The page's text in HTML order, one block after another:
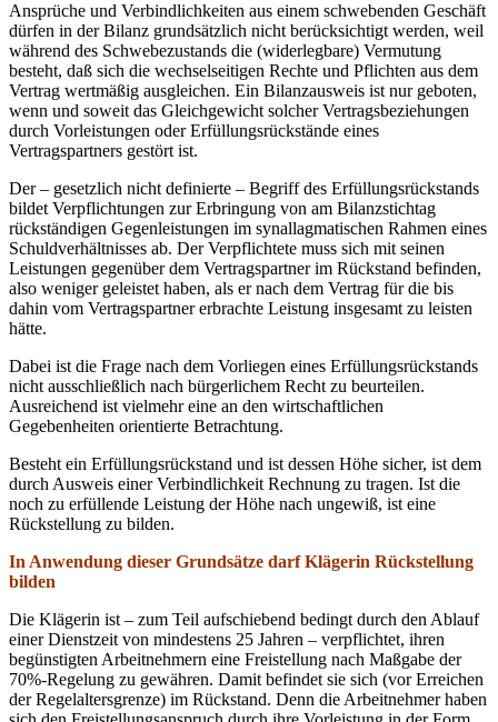
Ansprüche und Verbindlichkeiten aus einem schwebenden Geschäft
dürfen in der Bilanz grundsätzlich nicht berücksichtigt werden, weil
während des Schwebezustands die (widerlegbare) Vermutung
besteht, daß sich die wechselseitigen Rechte und Pflichten aus dem
Vertrag wertmäßig ausgleichen. Ein Bilanzausweis ist nur geboten,
wenn und soweit das Gleichgewicht solcher Vertragsbeziehungen
durch Vorleistungen oder Erfüllungsrückstände eines
Vertragspartners gestört ist.
Der – gesetzlich nicht definierte – Begriff des Erfüllungsrückstands
bildet Verpflichtungen zur Erbringung von am Bilanzstichtag
rückständigen Gegenleistungen im synallagmatischen Rahmen eines
Schuldverhältnisses ab. Der Verpflichtete muss sich mit seinen
Leistungen gegenüber dem Vertragspartner im Rückstand befinden,
also weniger geleistet haben, als er nach dem Vertrag für die bis
dahin vom Vertragspartner erbrachte Leistung insgesamt zu leisten
hätte.
Dabei ist die Frage nach dem Vorliegen eines Erfüllungsrückstands
nicht ausschließlich nach bürgerlichem Recht zu beurteilen.
Ausreichend ist vielmehr eine an den wirtschaftlichen
Gegebenheiten orientierte Betrachtung.
Besteht ein Erfüllungsrückstand und ist dessen Höhe sicher, ist dem
durch Ausweis einer Verbindlichkeit Rechnung zu tragen. Ist die
noch zu erfüllende Leistung der Höhe nach ungewiß, ist eine
Rückstellung zu bilden.
In Anwendung dieser Grundsätze darf Klägerin Rückstellung
bilden
Die Klägerin ist – zum Teil aufschiebend bedingt durch den Ablauf
einer Dienstzeit von mindestens 25 Jahren – verpflichtet, ihren
begünstigten Arbeitnehmern eine Freistellung nach Maßgabe der
70%-Regelung zu gewähren. Damit befindet sie sich (vor Erreichen
der Regelaltersgrenze) im Rückstand. Denn die Arbeitnehmer haben